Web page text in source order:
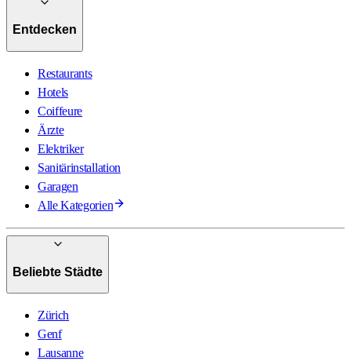
Entdecken
Restaurants
Hotels
Coiffeure
Ärzte
Elektriker
Sanitärinstallation
Garagen
Alle Kategorien
Beliebte Städte
Zürich
Genf
Lausanne